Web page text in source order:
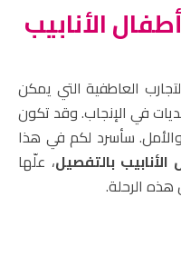
الأنابيب
العاطفية التي يمكن
في الإنجاب. وقد تكون
والأمل. سأسرد لكم في هذا
بالتفصيل، علّها
الرحلة.